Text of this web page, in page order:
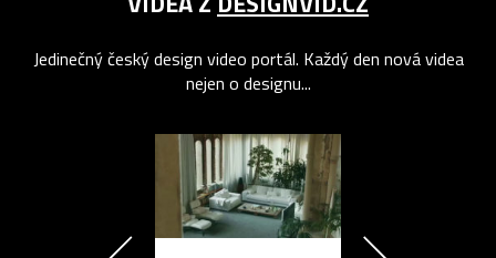
Jedinečný český design video portál. Každý den nová videa
nejen o designu...